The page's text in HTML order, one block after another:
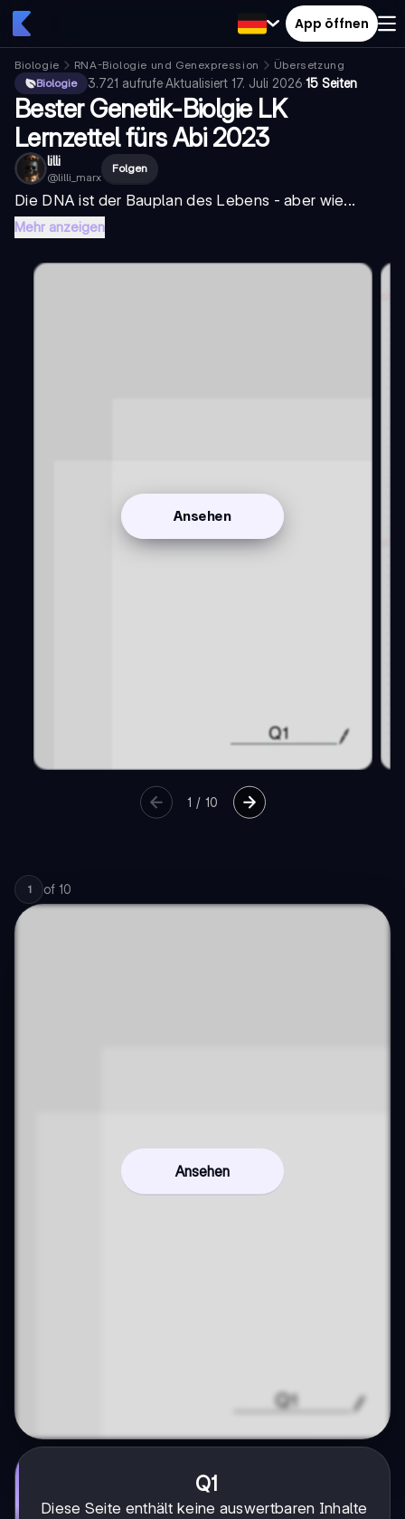
App öffnen
Biologie RNA-Biologie und Genexpression
Übersetzung
Biologie
3.721 aufrufe·Aktualisiert 17. Juli 2026·15 Seiten
Bester Genetik-Biolgie LK
Lernzettel fürs Abi 2023
lilli
@lilli_marx
Folgen
Die DNA ist der Bauplan des Lebens - aber wie...
Mehr anzeigen
Ansehen
1 / 10
1 of 10
Ansehen
Q1
Diese Seite enthält keine auswertbaren Inhalte